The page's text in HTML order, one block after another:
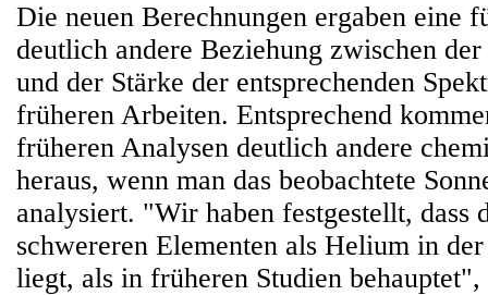
Die neuen Berechnungen ergaben eine
deutlich andere Beziehung zwischen
und der Stärke der entsprechenden
früheren Arbeiten. Entsprechend
früheren Analysen deutlich andere
heraus, wenn man das beobachtete
analysiert. "Wir haben festgestellt, dass
schwereren Elementen als Helium in
liegt, als in früheren Studien